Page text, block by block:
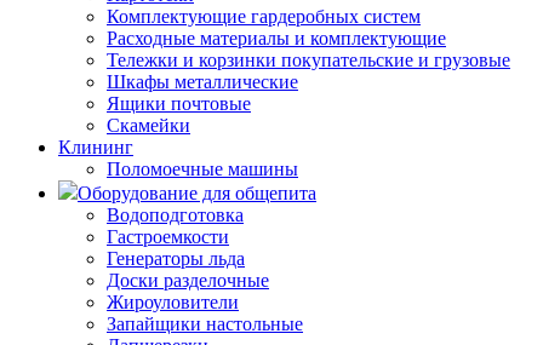
Комплектующие гардеробных систем
Расходные материалы и комплектующие
Тележки и корзинки покупательские и грузовые
Шкафы металлические
Ящики почтовые
Скамейки
Клининг
Поломоечные машины
Оборудование для общепита
Водоподготовка
Гастроемкости
Генераторы льда
Доски разделочные
Жироуловители
Запайщики настольные